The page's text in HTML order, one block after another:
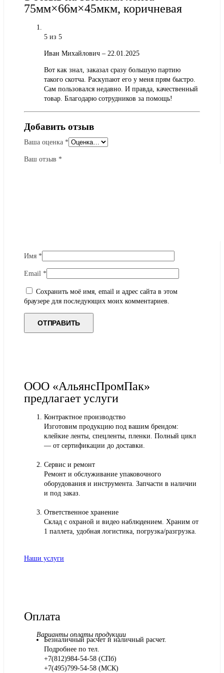
75мм×66м×45мкм, коричневая
5 из 5
Иван Михайлович – 22.01.2025
Вот как знал, заказал сразу большую партию
такого скотча. Раскупают его у меня прям быстро.
Сам пользовался недавно. И правда, качественный
товар. Благодарю сотрудников за помощь!
Добавить отзыв
Ваша оценка *
Ваш отзыв *
Имя *
Email *
Сохранить моё имя, email и адрес сайта в этом
браузере для последующих моих комментариев.
ООО «АльянсПромПак»
предлагает услуги
Контрактное производство
Изготовим продукцию под вашим брендом:
клейкие ленты, спецленты, пленки. Полный цикл
— от сертификации до доставки.
Сервис и ремонт
Ремонт и обслуживание упаковочного
оборудования и инструмента. Запчасти в наличии
и под заказ.
Ответственное хранение
Склад с охраной и видео наблюдением. Храним от
1 паллета, удобная логистика, погрузка/разгрузка.
Наши услуги
Оплата
Варианты оплаты продукции
Безналичный расчет и наличный расчет.
Подробнее по тел.
+7(812)984-54-58 (СПб)
+7(495)799-54-58 (МСК)